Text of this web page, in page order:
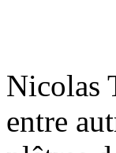
Nicolas
entre